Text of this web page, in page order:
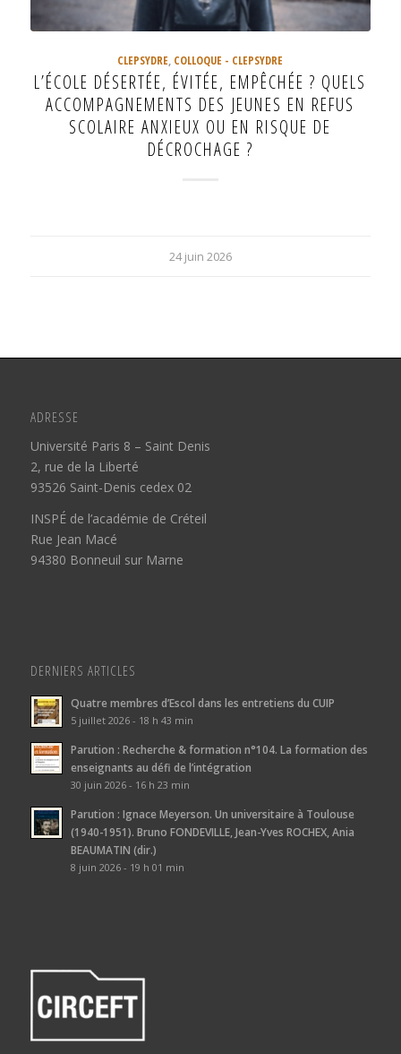
CLEPSYDRE, COLLOQUE - CLEPSYDRE
L’ÉCOLE DÉSERTÉE, ÉVITÉE, EMPÊCHÉE ? QUELS
ACCOMPAGNEMENTS DES JEUNES EN REFUS
SCOLAIRE ANXIEUX OU EN RISQUE DE
DÉCROCHAGE ?
24 juin 2026
ADRESSE
Université Paris 8 – Saint Denis
2, rue de la Liberté
93526 Saint-Denis cedex 02
INSPÉ de l’académie de Créteil
Rue Jean Macé
94380 Bonneuil sur Marne
DERNIERS ARTICLES
Quatre membres d’Escol dans les entretiens du CUIP
5 juillet 2026 - 18 h 43 min
Parution : Recherche & formation n°104. La formation des
enseignants au défi de l’intégration
30 juin 2026 - 16 h 23 min
Parution : Ignace Meyerson. Un universitaire à Toulouse
(1940-1951). Bruno FONDEVILLE, Jean-Yves ROCHEX, Ania
BEAUMATIN (dir.)
8 juin 2026 - 19 h 01 min